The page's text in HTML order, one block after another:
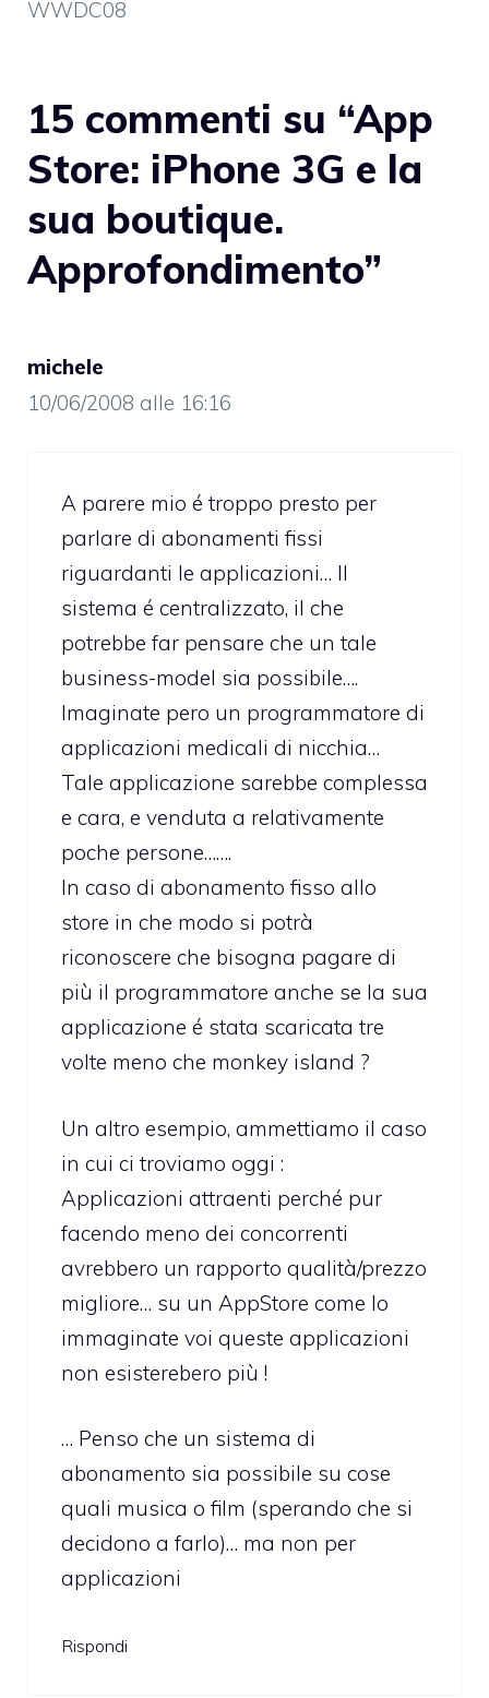
WWDC08
15 commenti su “App
Store: iPhone 3G e la
sua boutique.
Approfondimento”
michele
10/06/2008 alle 16:16
A parere mio é troppo presto per
parlare di abonamenti fissi
riguardanti le applicazioni… Il
sistema é centralizzato, il che
potrebbe far pensare che un tale
business-model sia possibile….
Imaginate pero un programmatore di
applicazioni medicali di nicchia…
Tale applicazione sarebbe complessa
e cara, e venduta a relativamente
poche persone…….
In caso di abonamento fisso allo
store in che modo si potrà
riconoscere che bisogna pagare di
più il programmatore anche se la sua
applicazione é stata scaricata tre
volte meno che monkey island ?
Un altro esempio, ammettiamo il caso
in cui ci troviamo oggi :
Applicazioni attraenti perché pur
facendo meno dei concorrenti
avrebbero un rapporto qualità/prezzo
migliore… su un AppStore come lo
immaginate voi queste applicazioni
non esisterebero più !
… Penso che un sistema di
abonamento sia possibile su cose
quali musica o film (sperando che si
decidono a farlo)… ma non per
applicazioni
Rispondi